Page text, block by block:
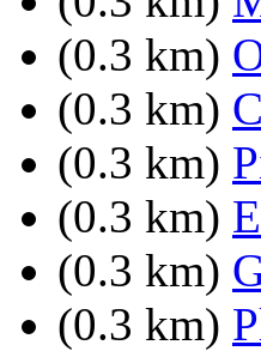
(0.3 km)
(0.3 km)
(0.3 km)
(0.3 km)
(0.3 km)
(0.3 km)